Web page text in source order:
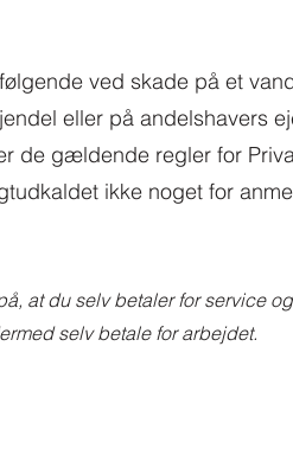
ved skade på et
eller på andelshavers
de gældende regler for
ikke noget for
at du selv betaler for service
selv betale for arbejdet.